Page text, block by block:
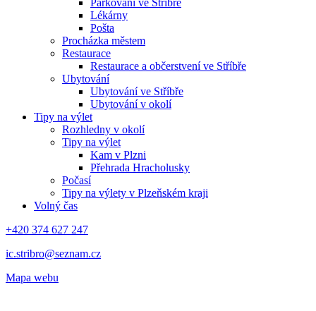
Parkování ve Stříbře
Lékárny
Pošta
Procházka městem
Restaurace
Restaurace a občerstvení ve Stříbře
Ubytování
Ubytování ve Stříbře
Ubytování v okolí
Tipy na výlet
Rozhledny v okolí
Tipy na výlet
Kam v Plzni
Přehrada Hracholusky
Počasí
Tipy na výlety v Plzeňském kraji
Volný čas
+420 374 627 247
ic.stribro@seznam.cz
Mapa webu